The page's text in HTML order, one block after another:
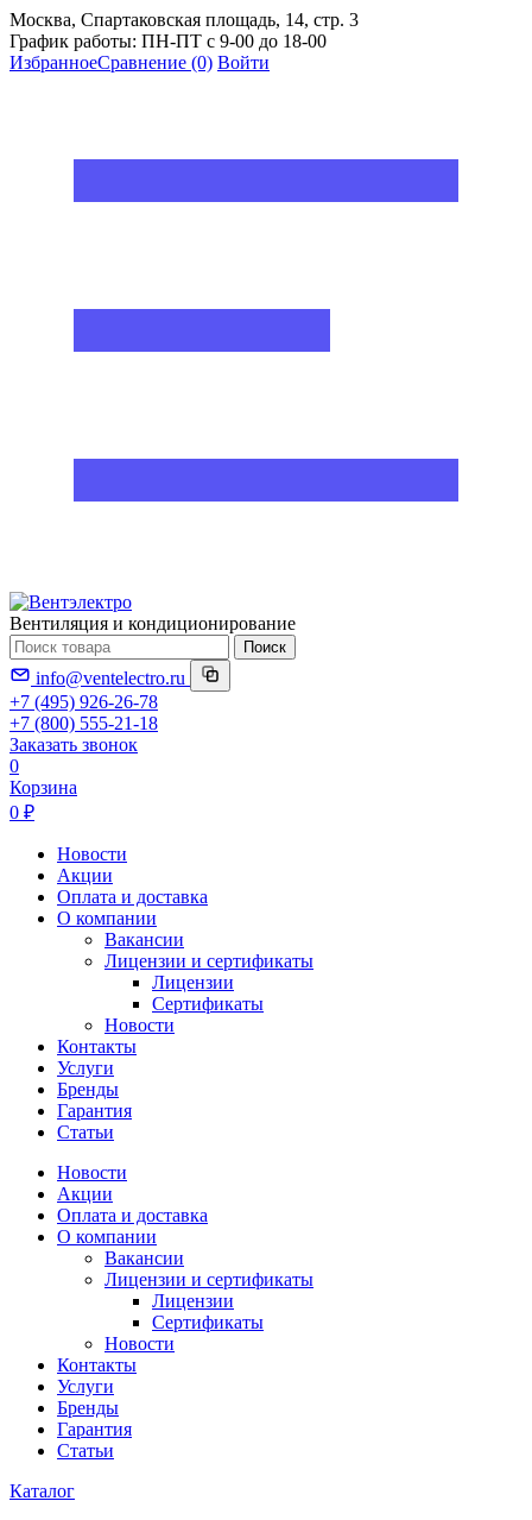
Москва, Спартаковская площадь, 14, стр. 3
График работы: ПН-ПТ с 9-00 до 18-00
ИзбранноеСравнение (0) Войти
Вентиляция и кондиционирование
Поиск
info@ventelectro.ru
+7 (495) 926-26-78
+7 (800) 555-21-18
Заказать звонок
0
Корзина
0 ₽
Новости
Акции
Оплата и доставка
О компании
Вакансии
Лицензии и сертификаты
Лицензии
Сертификаты
Новости
Контакты
Услуги
Бренды
Гарантия
Статьи
Новости
Акции
Оплата и доставка
О компании
Вакансии
Лицензии и сертификаты
Лицензии
Сертификаты
Новости
Контакты
Услуги
Бренды
Гарантия
Статьи
Каталог